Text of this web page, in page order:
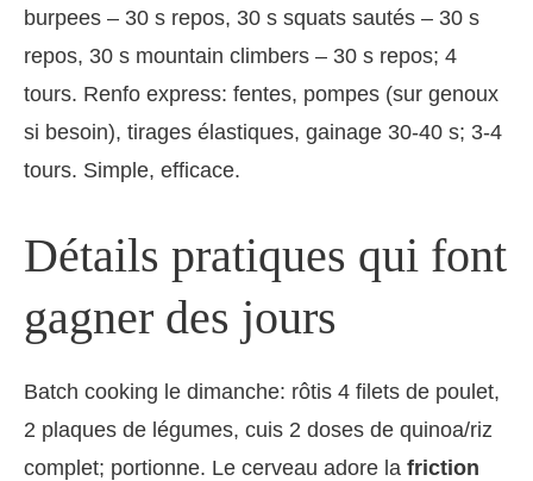
burpees – 30 s repos, 30 s squats sautés – 30 s
repos, 30 s mountain climbers – 30 s repos; 4
tours. Renfo express: fentes, pompes (sur genoux
si besoin), tirages élastiques, gainage 30-40 s; 3-4
tours. Simple, efficace.
Détails pratiques qui font
gagner des jours
Batch cooking le dimanche: rôtis 4 filets de poulet,
2 plaques de légumes, cuis 2 doses de quinoa/riz
complet; portionne. Le cerveau adore la friction